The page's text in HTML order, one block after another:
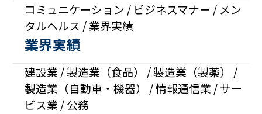
コミュニケーション / ビジネスマナー / メン
タルヘルス / 業界実績
業界実績
建設業 / 製造業（食品） / 製造業（製薬） /
製造業（自動車・機器） / 情報通信業 / サー
ビス業 / 公務